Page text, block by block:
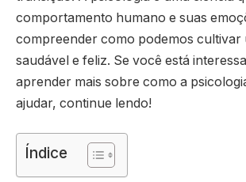
comportamento humano e suas
compreender como podemos cultivar
saudável e feliz. Se você está
aprender mais sobre como a
ajudar, continue lendo!
Índice